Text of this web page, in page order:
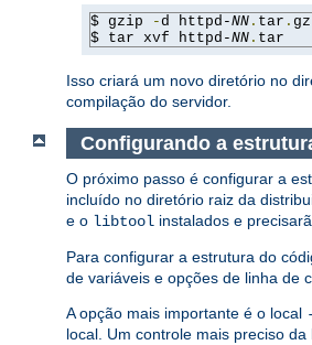
$ gzip -d httpd-NN . tar . gz
$ tar xvf httpd-NN . tar
Isso criará um novo diretório no
compilação do servidor.
Configurando a
O próximo passo é configurar a
incluído no diretório raiz da
e o libtool instalados e
Para configurar a estrutura do
de variáveis e opções de linha de
A opção mais importante é o local
local. Um controle mais preciso